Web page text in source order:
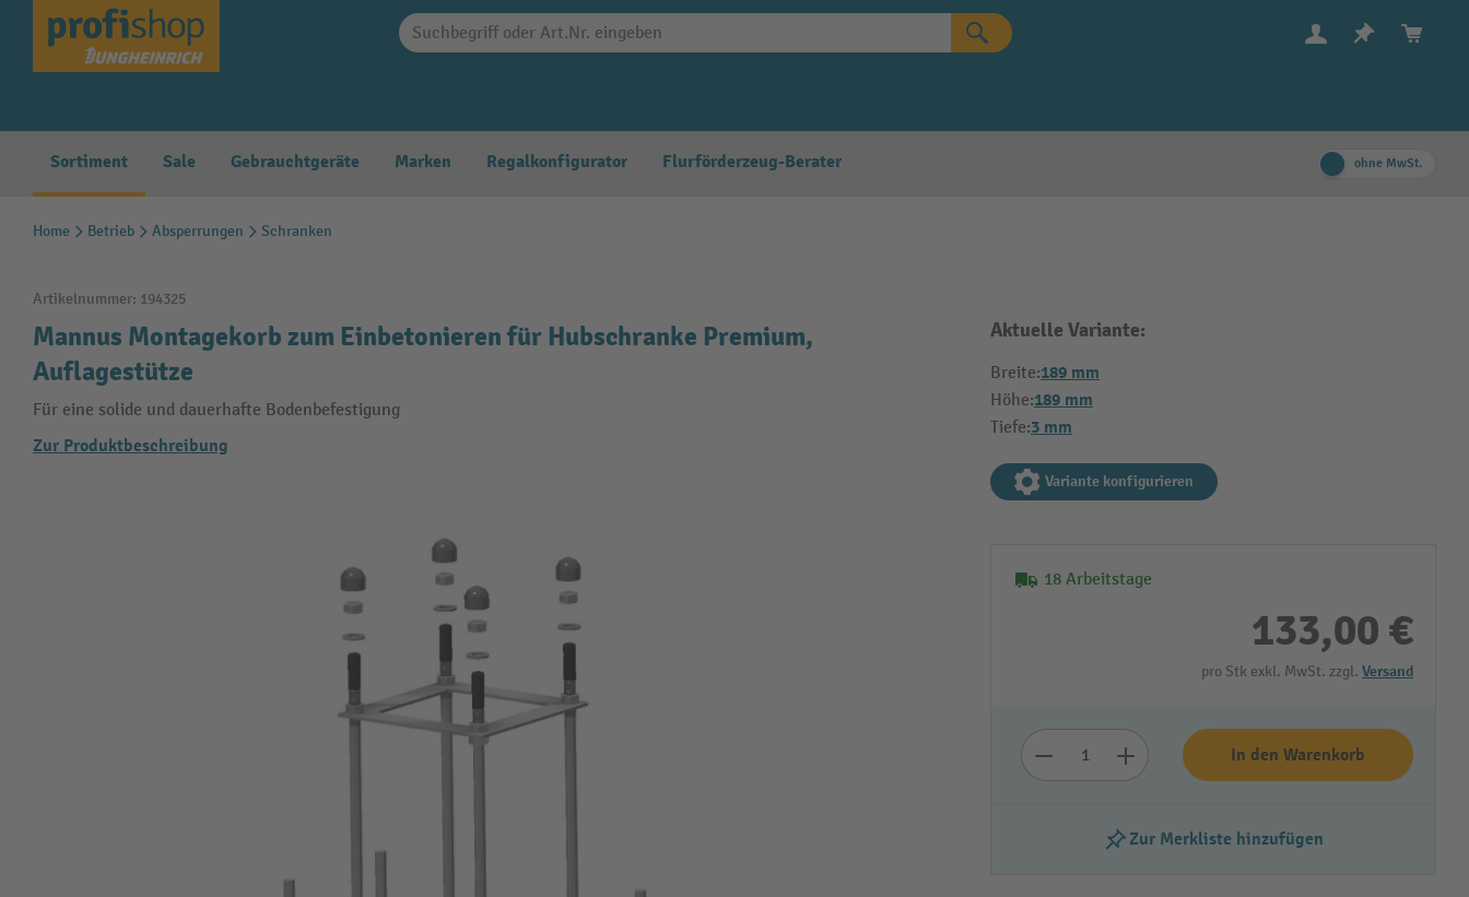
Zur Hauptnavigation springen
Sortiment Sale Gebrauchtgeräte Marken Regalkonfigurator Flurförderzeug-Berater ohne MwSt.
Home Betrieb Absperrungen Schranken
Artikelnummer: 194325
Mannus Montagekorb zum Einbetonieren für Hubschranke Premium,
Auflagestütze
Für eine solide und dauerhafte Bodenbefestigung
Zur Produktbeschreibung
Aktuelle Variante:
Breite:189 mm
Höhe:189 mm
Tiefe:3 mm
Variante konfigurieren
18 Arbeitstage
133,00 €
pro Stk exkl. MwSt. zzgl. Versand
In den Warenkorb
Zur Merkliste hinzufügen